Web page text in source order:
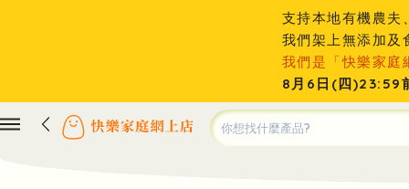
支持本地有機農夫
我們架上無添加及
我們是「快樂家庭
8月6日(四)23:59